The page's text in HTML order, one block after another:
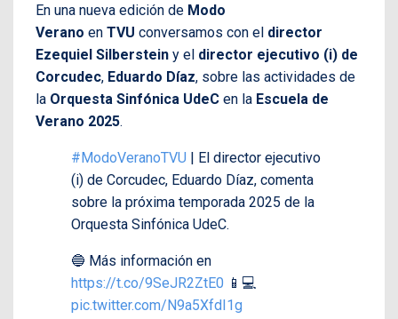
En una nueva edición de Modo
Verano en TVU conversamos con el director
Ezequiel Silberstein y el director ejecutivo (i) de
Corcudec, Eduardo Díaz, sobre las actividades de
la Orquesta Sinfónica UdeC en la Escuela de
Verano 2025.
#ModoVeranoTVU | El director ejecutivo
(i) de Corcudec, Eduardo Díaz, comenta
sobre la próxima temporada 2025 de la
Orquesta Sinfónica UdeC.
🔵 Más información en
https://t.co/9SeJR2ZtE0 📱💻
pic.twitter.com/N9a5XfdI1g